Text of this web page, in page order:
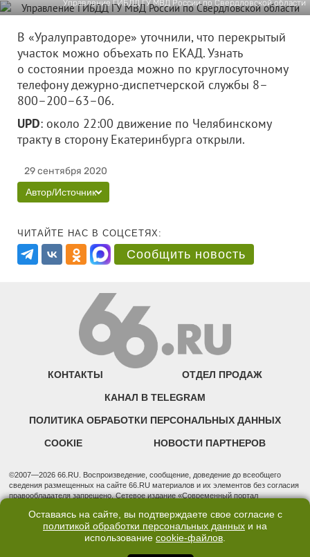
Управление ГИБДД ГУ МВД России по Свердловской области
В «Уралуправтодоре» уточнили, что перекрытый
участок можно объехать по ЕКАД. Узнать
о состоянии проезда можно по круглосуточному
телефону дежурно-диспетчерской службы 8–
800–200–63–06.
UPD: около 22:00 движение по Челябинскому
тракту в сторону Екатеринбурга открыли.
29 сентября 2020
Автор/Источник
ЧИТАЙТЕ НАС В СОЦСЕТЯХ:
Сообщить новость
КОНТАКТЫ ОТДЕЛ ПРОДАЖ
КАНАЛ В TELEGRAM
ПОЛИТИКА ОБРАБОТКИ ПЕРСОНАЛЬНЫХ ДАННЫХ
COOKIE НОВОСТИ ПАРТНЕРОВ
©2007—2026 66.RU. Воспроизведение, сообщение, доведение до всеобщего
сведения размещенных на сайте 66.RU материалов и их элементов без согласия
правообладателя запрещено. Сетевое издание «Современный портал
надзору в сфере связи, информационных технологий и массовых коммуникаций
(Роскомнадзор). Регистрационный номер ЭЛ № ФС 77 - 76634 от 02.09.2019
Учредитель: Общество с ограниченной ответственностью "66.ру". Юридический
Оставаясь на сайте, вы подтверждаете свое согласие с
политикой обработки персональных данных и на
использование cookie-файлов.